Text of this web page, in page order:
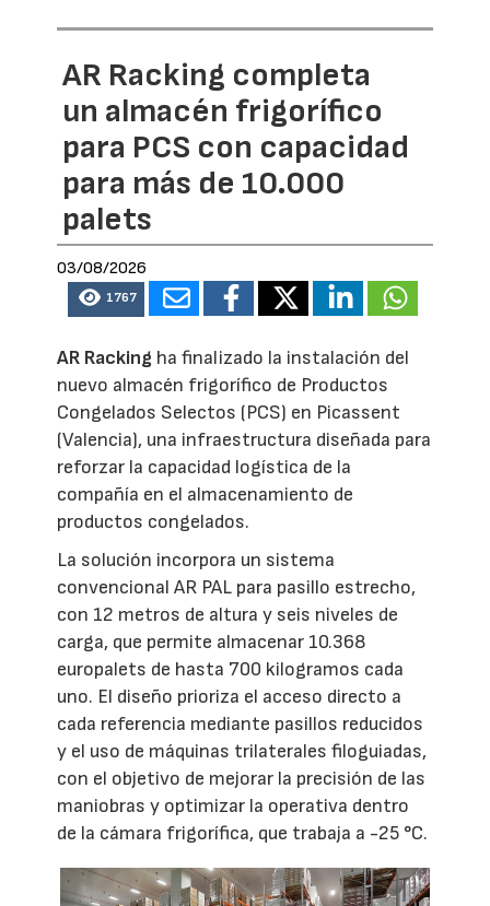
AR Racking completa
un almacén frigorífico
para PCS con capacidad
para más de 10.000
palets
03/08/2026
1767
AR Racking ha finalizado la instalación del
nuevo almacén frigorífico de Productos
Congelados Selectos (PCS) en Picassent
(Valencia), una infraestructura diseñada para
reforzar la capacidad logística de la
compañía en el almacenamiento de
productos congelados.
La solución incorpora un sistema
convencional AR PAL para pasillo estrecho,
con 12 metros de altura y seis niveles de
carga, que permite almacenar 10.368
europalets de hasta 700 kilogramos cada
uno. El diseño prioriza el acceso directo a
cada referencia mediante pasillos reducidos
y el uso de máquinas trilaterales filoguiadas,
con el objetivo de mejorar la precisión de las
maniobras y optimizar la operativa dentro
de la cámara frigorífica, que trabaja a -25 °C.